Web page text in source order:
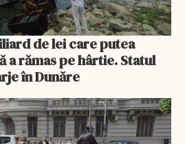
de lei care putea
a rămas pe hârtie. Statul
în Dunăre